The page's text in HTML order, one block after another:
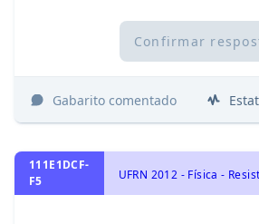
Confirmar
Gabarito comentado
111E1DCF-
F5